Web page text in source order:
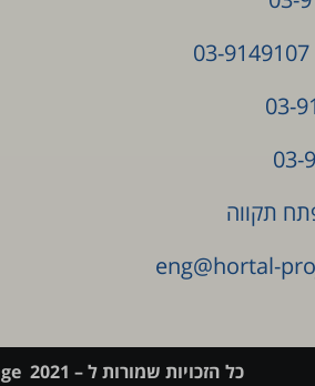
כל הזכויות שמורות ל – l-page 2021 בניית דפי נחיתה לעסקים שרוצים לפרסם בגוגל ובפייסבוק.